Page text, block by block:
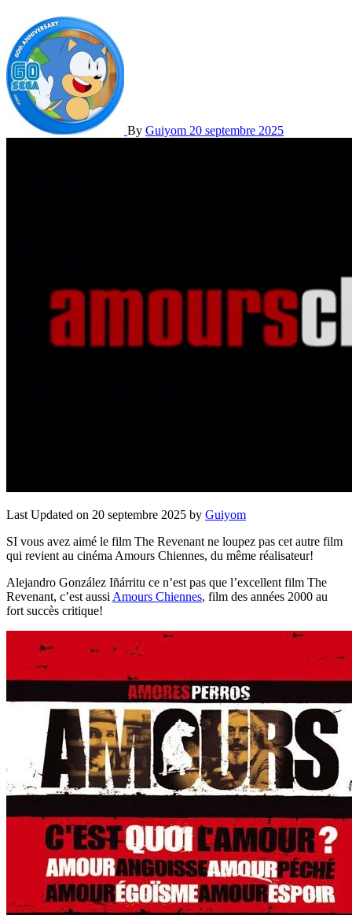
By Guiyom 20 septembre 2025
Last Updated on 20 septembre 2025 by Guiyom
SI vous avez aimé le film The Revenant ne loupez pas cet autre film
qui revient au cinéma Amours Chiennes, du même réalisateur!
Alejandro González Iñárritu ce n’est pas que l’excellent film The
Revenant, c’est aussi Amours Chiennes, film des années 2000 au
fort succès critique!